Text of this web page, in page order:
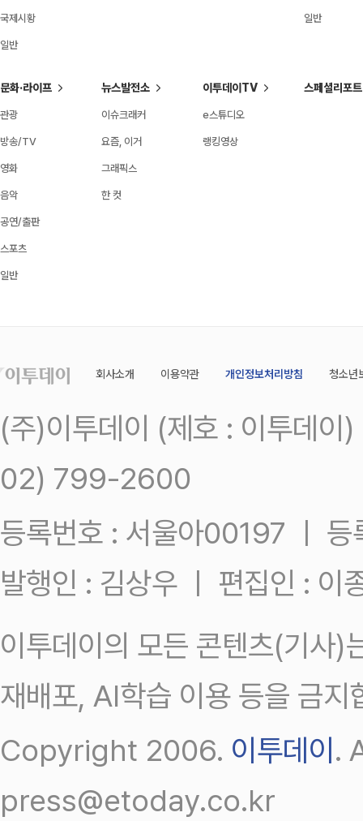
국제시황
일반
일반
문화·라이프
관광
방송/TV
영화
음악
공연/출판
스포츠
일반
뉴스발전소
이슈크래커
요즘, 이거
그래픽스
한 컷
이투데이TV
e스튜디오
랭킹영상
스페셜리포트
회사소개 이용약관 개인정보처리방침 청소년
(주)이투데이 (제호 : 이투데
02) 799-2600
등록번호 : 서울아00197 ㅣ
발행인 : 김상우 ㅣ 편집인 : 이
이투데이의 모든 콘텐츠(기사)
재배포, AI학습 이용 등을 금지
Copyright 2006. 이투데이.
press@etoday.co.kr